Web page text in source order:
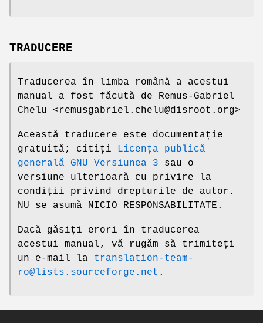
TRADUCERE
Traducerea în limba română a acestui
manual a fost făcută de Remus-Gabriel
Chelu <remusgabriel.chelu@disroot.org>
Această traducere este documentație
gratuită; citiți Licența publică
generală GNU Versiunea 3 sau o
versiune ulterioară cu privire la
condiții privind drepturile de autor.
NU se asumă NICIO RESPONSABILITATE.
Dacă găsiți erori în traducerea
acestui manual, vă rugăm să trimiteți
un e-mail la translation-team-
ro@lists.sourceforge.net .